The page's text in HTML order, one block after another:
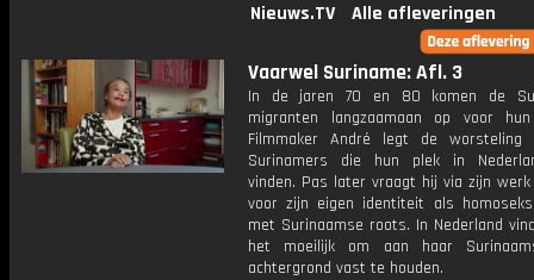
Nieuws.TV
Alle afleveringen
Vaarwel Suriname: Afl. 3
In de jaren 70 en 80 komen de
migranten langzaamaan op voor
Filmmaker André legt de worsteling
Surinamers die hun plek in
vinden. Pas later vraagt hij via zijn werk
voor zijn eigen identiteit als
met Surinaamse roots. In Nederland
het moeilijk om aan haar
achtergrond vast te houden.